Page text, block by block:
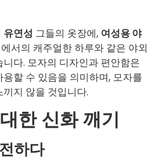
유연성 그들의 옷장에, 여성용 야
서의 캐주얼한 하루와 같은 야외
다. 모자의 디자인과 편안함은
할 수 있음을 의미하며, 모자를
지 않을 것입니다.
한 신화 깨기
하다